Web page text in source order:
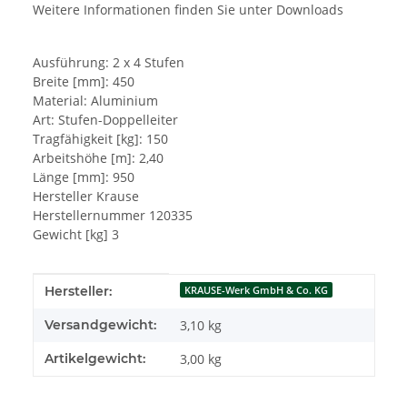
Weitere Informationen finden Sie unter Downloads
Ausführung: 2 x 4 Stufen
Breite [mm]: 450
Material: Aluminium
Art: Stufen-Doppelleiter
Tragfähigkeit [kg]: 150
Arbeitshöhe [m]: 2,40
Länge [mm]: 950
Hersteller Krause
Herstellernummer 120335
Gewicht [kg] 3
Produkteigenschaft
Wert
Hersteller: KRAUSE-Werk GmbH & Co. KG
Versandgewicht: 3,10 kg
Artikelgewicht: 3,00 kg